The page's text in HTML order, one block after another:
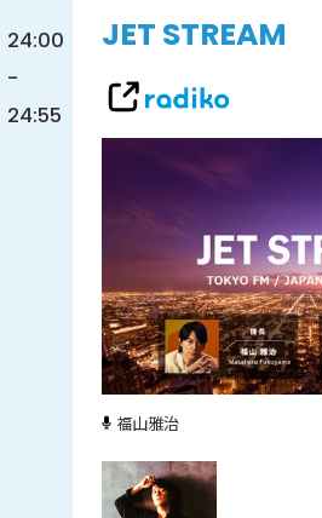
24:00
-
24:55
JET STREAM
福山雅治